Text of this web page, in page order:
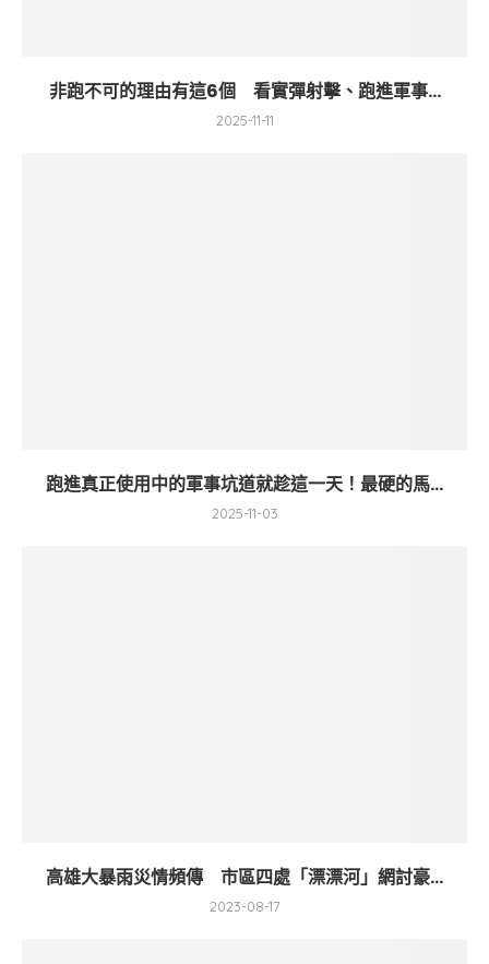
非跑不可的理由有這6個 看實彈射擊、跑進軍事...
2025-11-11
跑進真正使用中的軍事坑道就趁這一天！最硬的馬...
2025-11-03
高雄大暴雨災情頻傳 市區四處「漂漂河」網討豪...
2023-08-17